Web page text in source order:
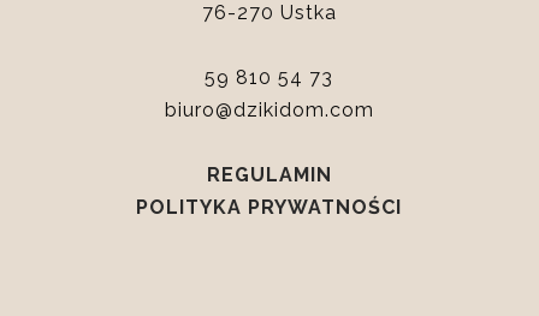
76-270 Ustka
59 810 54 73
biuro@dzikidom.com
REGULAMIN
POLITYKA PRYWATNOŚCI